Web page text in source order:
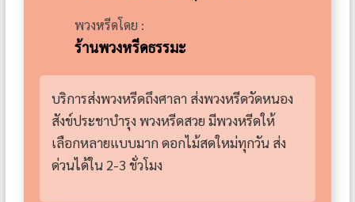
พวงหรีดโดย :
ร้านพวงหรีดธรรมะ
บริการส่งพวงหรีดถึงศาลา ส่งพวงหรีดวัดหนอง
สังข์ประชาบำรุง พวงหรีดสวย มีพวงหรีดให้
เลือกหลายแบบมาก ดอกไม้สดใหม่ทุกวัน ส่ง
ด่วนได้ใน 2-3 ชั่วโมง